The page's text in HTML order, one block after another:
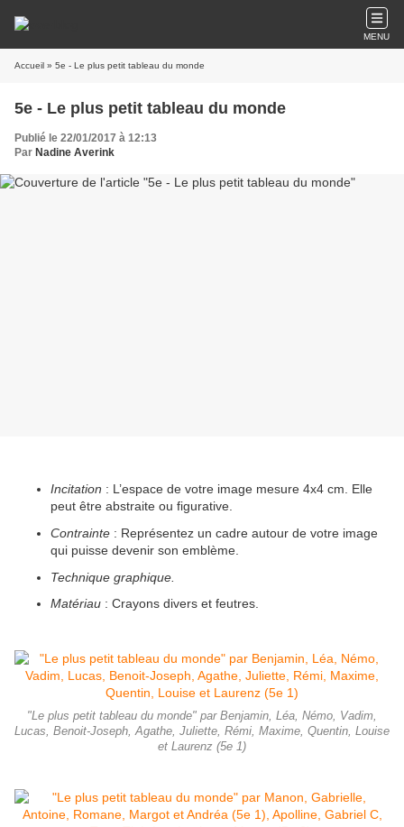
MENU
Accueil » 5e - Le plus petit tableau du monde
5e - Le plus petit tableau du monde
Publié le 22/01/2017 à 12:13
Par Nadine Averink
Incitation : L’espace de votre image mesure 4x4 cm. Elle
peut être abstraite ou figurative.
Contrainte : Représentez un cadre autour de votre image
qui puisse devenir son emblème.
Technique graphique.
Matériau : Crayons divers et feutres.
"Le plus petit tableau du monde" par Benjamin, Léa, Némo, Vadim,
Lucas, Benoit-Joseph, Agathe, Juliette, Rémi, Maxime, Quentin, Louise
et Laurenz (5e 1)